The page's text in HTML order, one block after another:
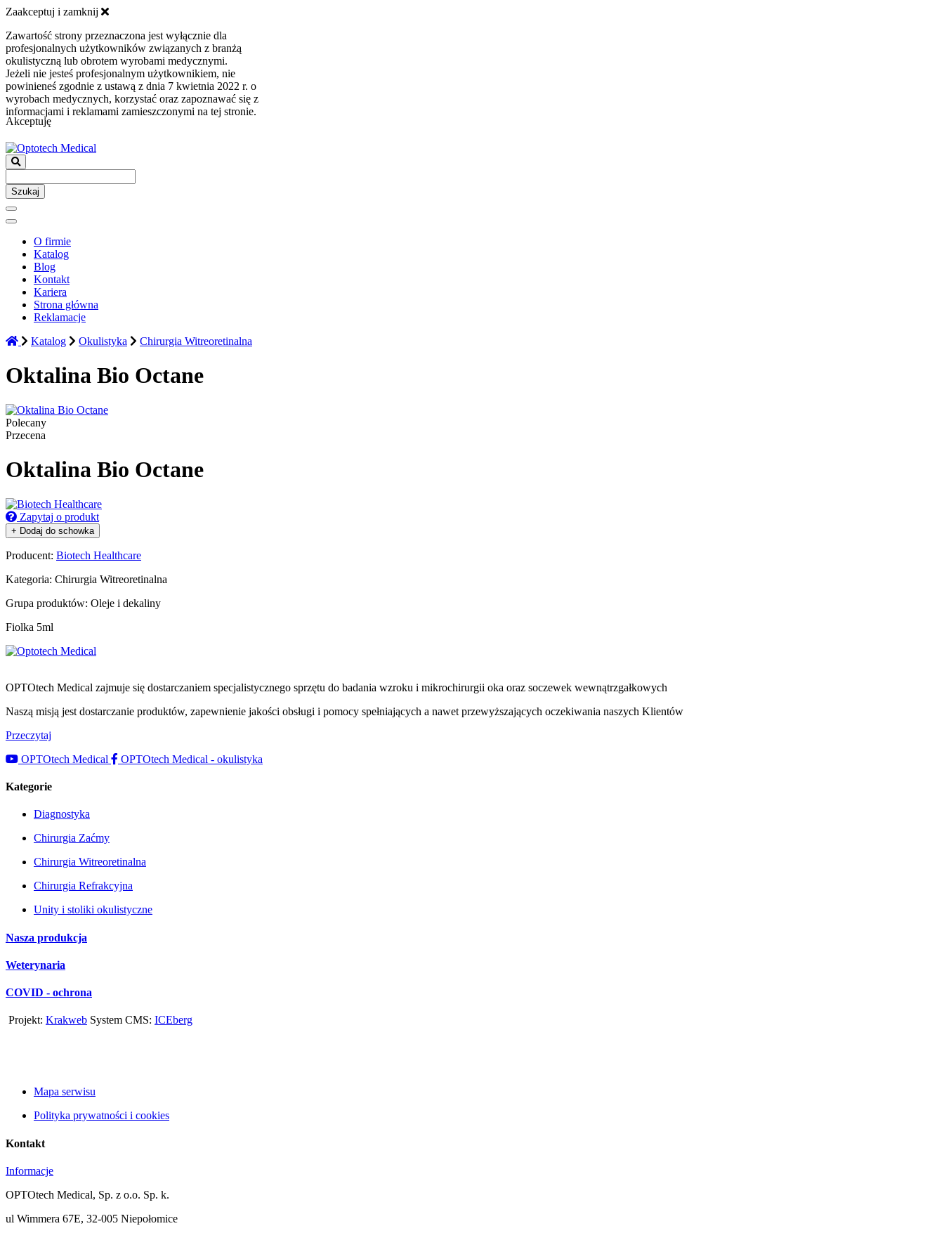
Zaakceptuj i zamknij
Zawartość strony przeznaczona jest wyłącznie dla
profesjonalnych użytkowników związanych z branżą
okulistyczną lub obrotem wyrobami medycznymi.
Jeżeli nie jesteś profesjonalnym użytkownikiem, nie
powinieneś zgodnie z ustawą z dnia 7 kwietnia 2022 r. o
wyrobach medycznych, korzystać oraz zapoznawać się z
informacjami i reklamami zamieszczonymi na tej stronie.
Akceptuję
Szukaj
O firmie
Katalog
Blog
Kontakt
Kariera
Strona główna
Reklamacje
Katalog
Okulistyka Chirurgia Witreoretinalna
Oktalina Bio Octane
Polecany
Przecena
Oktalina Bio Octane
Zapytaj o produkt
+ Dodaj do schowka
Producent: Biotech Healthcare
Kategoria: Chirurgia Witreoretinalna
Grupa produktów: Oleje i dekaliny
Fiolka 5ml
OPTOtech Medical zajmuje się dostarczaniem specjalistycznego sprzętu do badania wzroku i mikrochirurgii oka oraz soczewek wewnątrzgałkowych
Naszą misją jest dostarczanie produktów, zapewnienie jakości obsługi i pomocy spełniających a nawet przewyższających oczekiwania naszych Klientów
Przeczytaj
OPTOtech Medical
OPTOtech Medical - okulistyka
Kategorie
Diagnostyka
Chirurgia Zaćmy
Chirurgia Witreoretinalna
Chirurgia Refrakcyjna
Unity i stoliki okulistyczne
Nasza produkcja
Weterynaria
COVID - ochrona
Projekt: Krakweb System CMS: ICEberg
Mapa serwisu
Polityka prywatności i cookies
Kontakt
Informacje
OPTOtech Medical, Sp. z o.o. Sp. k.
ul Wimmera 67E, 32-005 Niepołomice